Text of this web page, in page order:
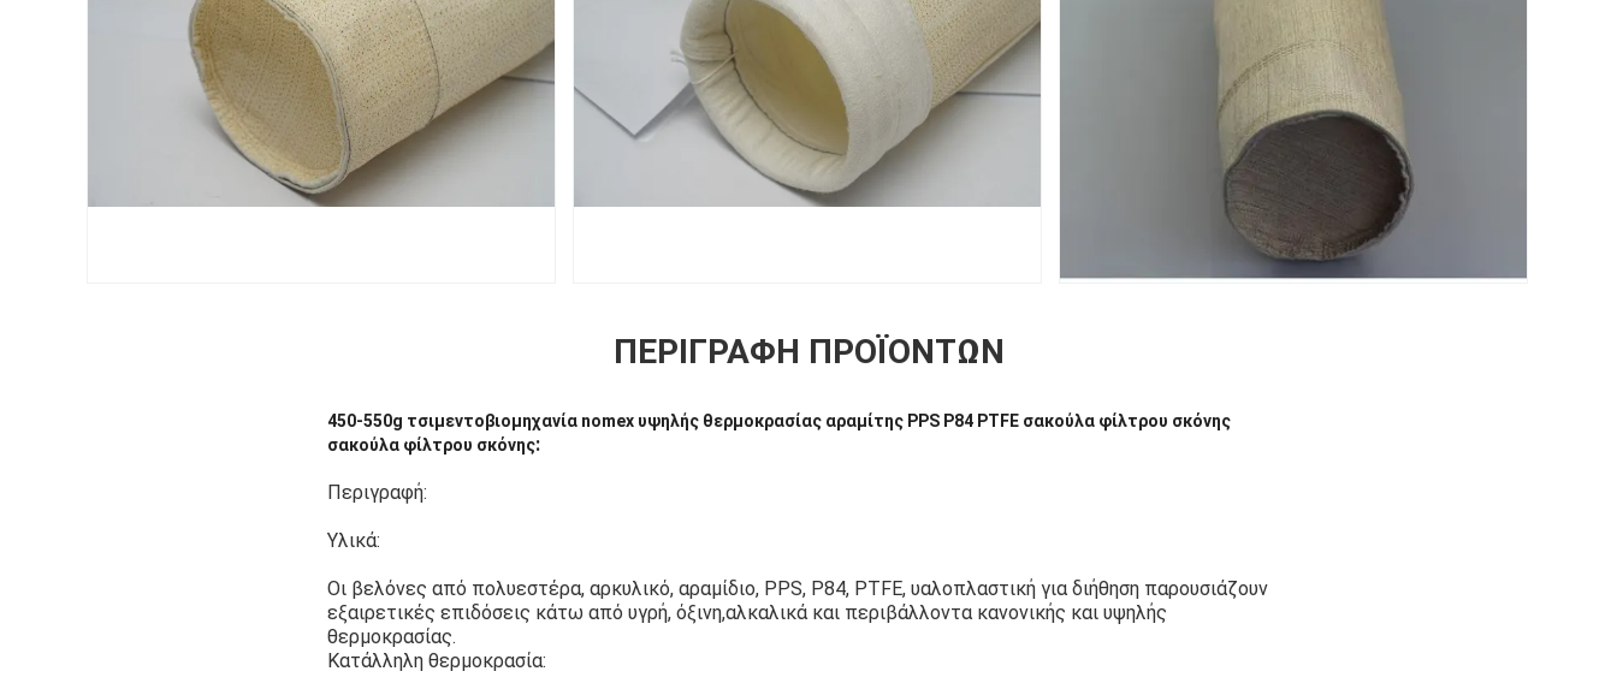
ΠΕΡΙΓΡΑΦΉ ΠΡΟΪΌΝΤΩΝ
450-550g τσιμεντοβιομηχανία nomex υψηλής θερμοκρασίας αραμίτης PPS P84 PTFE σακούλα φίλτρου σκόνης
σακούλα φίλτρου σκόνης:
Περιγραφή:
Υλικά:
Οι βελόνες από πολυεστέρα, αρκυλικό, αραμίδιο, PPS, P84, PTFE, υαλοπλαστική για διήθηση παρουσιάζουν
εξαιρετικές επιδόσεις κάτω από υγρή, όξινη,αλκαλικά και περιβάλλοντα κανονικής και υψηλής
θερμοκρασίας.
Κατάλληλη θερμοκρασία: